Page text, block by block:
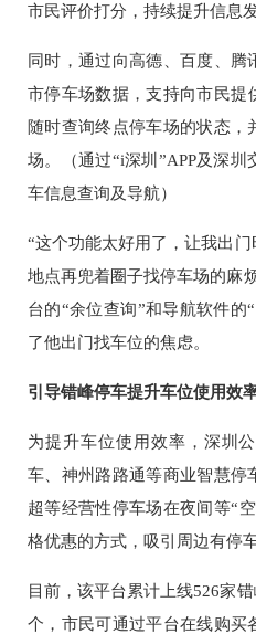
市民评价打分，持续提升信息
同时，通过向高德、百度、腾
市停车场数据，支持向市民提
随时查询终点停车场的状态，
场。（通过“i深圳”APP及深
车信息查询及导航）
“这个功能太好用了，让我出
地点再兜着圈子找停车场的麻
台的“余位查询”和导航软件的
了他出门找车位的焦虑。
引导错峰停车提升车位使用效
为提升车位使用效率，深圳
车、神州路路通等商业智慧停
超等经营性停车场在夜间等“
格优惠的方式，吸引周边有停
目前，该平台累计上线526家
个，市民可通过平台在线购买